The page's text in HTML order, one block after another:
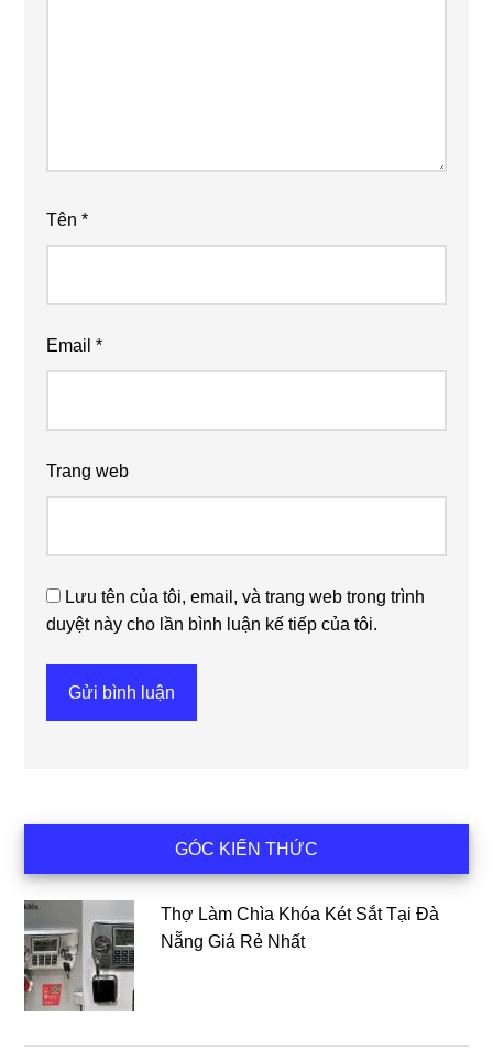
Tên*
Email*
Trang web
Lưu tên của tôi, email, và trang web trong trình
duyệt này cho lần bình luận kế tiếp của tôi.
chính
GÓC KIẾN THỨC
Thợ Làm Chìa Khóa Két Sắt Tại Đà
Nẵng Giá Rẻ Nhất